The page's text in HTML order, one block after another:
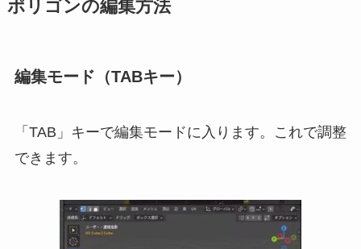
ポリゴンの編集方法
編集モード（TABキー）
「TAB」キーで編集モードに入ります。これで調整
できます。